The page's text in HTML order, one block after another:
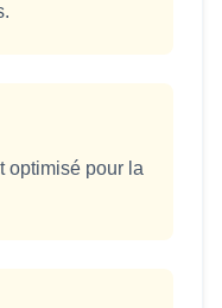
optimisé pour la